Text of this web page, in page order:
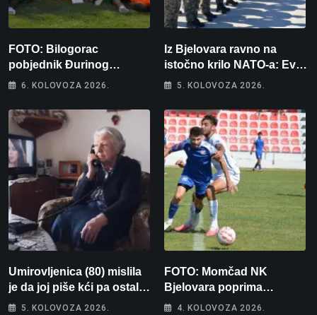
FOTO: Bilogorac
pobjednik Đurinog
memorijala
6. KOLOVOZA 2026.
Iz Bjelovara ravno na
istočno krilo NATO-a: Evo
kamo odlazi 82 hrvatska
5. KOLOVOZA 2026.
Umirovljenica (80) mislila
je da joj piše kći pa ostala
bez 1000 eura
5. KOLOVOZA 2026.
FOTO: Momčad NK
Bjelovara poprima
jesenski izgled
4. KOLOVOZA 2026.